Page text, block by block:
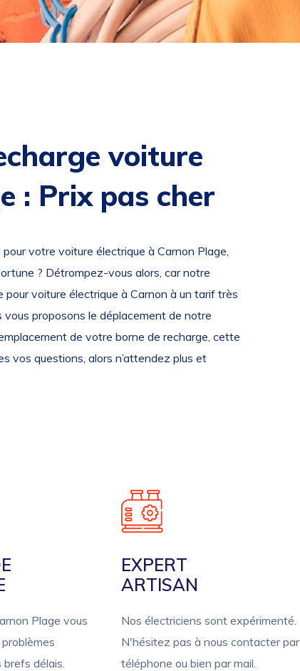
voiture
: Prix pas cher
votre voiture électrique à Carnon Plage,
? Détrompez-vous alors, car notre
pour voiture électrique à Carnon à un tarif très
vous proposons le déplacement de notre
de votre borne de recharge, cette
vos questions, alors n’attendez plus et
Plage vous
brefs délais.
EXPERT
ARTISAN
Nos électriciens sont expérimenté.
N'hésitez pas à nous contacter par
téléphone ou bien par mail.